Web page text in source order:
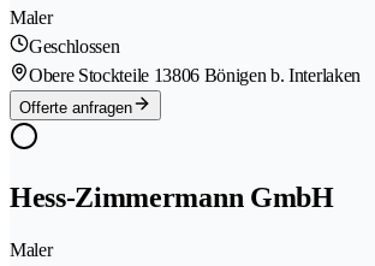
Maler
Geschlossen
Obere Stockteile 13806 Bönigen b. Interlaken
Offerte anfragen
Hess-Zimmermann GmbH
Maler